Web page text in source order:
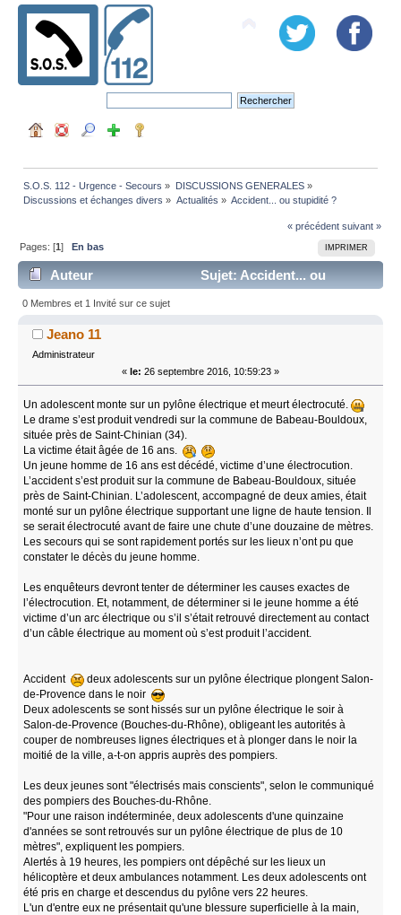
S.O.S. 112 - Urgence - Secours » DISCUSSIONS GENERALES»
Discussions et échanges divers » Actualités » Accident... ou stupidité ?
« précédent suivant »
IMPRIMER
Pages: [1]En bas
Auteur
Sujet: Accident... ou
stupidité ? (Lu 12534 fois)
0 Membres et 1 Invité sur ce sujet
Jeano 11
Administrateur
« le: 26 septembre 2016, 10:59:23 »
Un adolescent monte sur un pylône électrique et meurt électrocuté.
Le drame s’est produit vendredi sur la commune de Babeau-Bouldoux,
située près de Saint-Chinian (34).
La victime était âgée de 16 ans.
Un jeune homme de 16 ans est décédé, victime d’une électrocution.
L’accident s’est produit sur la commune de Babeau-Bouldoux, située
près de Saint-Chinian. L’adolescent, accompagné de deux amies, était
monté sur un pylône électrique supportant une ligne de haute tension. Il
se serait électrocuté avant de faire une chute d’une douzaine de mètres.
Les secours qui se sont rapidement portés sur les lieux n’ont pu que
constater le décès du jeune homme.
Les enquêteurs devront tenter de déterminer les causes exactes de
l’électrocution. Et, notamment, de déterminer si le jeune homme a été
victime d’un arc électrique ou s’il s’était retrouvé directement au contact
d’un câble électrique au moment où s’est produit l’accident.
Accident
deux adolescents sur un pylône électrique plongent Salon-
de-Provence dans le noir
Deux adolescents se sont hissés sur un pylône électrique le soir à
Salon-de-Provence (Bouches-du-Rhône), obligeant les autorités à
couper de nombreuses lignes électriques et à plonger dans le noir la
moitié de la ville, a-t-on appris auprès des pompiers.
Les deux jeunes sont "électrisés mais conscients", selon le communiqué
des pompiers des Bouches-du-Rhône.
"Pour une raison indéterminée, deux adolescents d'une quinzaine
d'années se sont retrouvés sur un pylône électrique de plus de 10
mètres", expliquent les pompiers.
Alertés à 19 heures, les pompiers ont dépêché sur les lieux un
hélicoptère et deux ambulances notamment. Les deux adolescents ont
été pris en charge et descendus du pylône vers 22 heures.
L'un d'entre eux ne présentait qu'une blessure superficielle à la main,